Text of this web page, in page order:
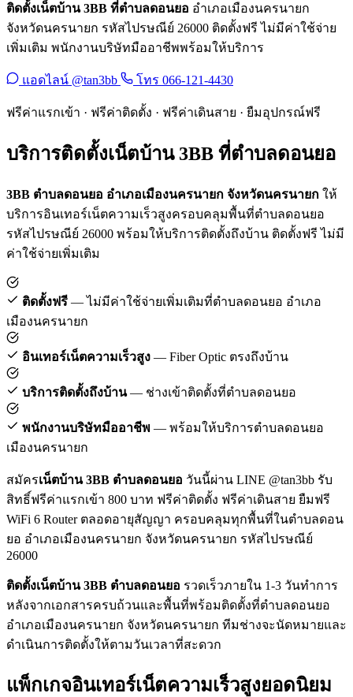
ติดตั้งเน็ตบ้าน 3BB ที่ตำบลดอนยอ อำเภอเมืองนครนายก
จังหวัดนครนายก รหัสไปรษณีย์ 26000 ติดตั้งฟรี ไม่มีค่าใช้จ่าย
เพิ่มเติม พนักงานบริษัทมืออาชีพพร้อมให้บริการ
แอดไลน์ @tan3bb โทร 066-121-4430
ฟรีค่าแรกเข้า · ฟรีค่าติดตั้ง · ฟรีค่าเดินสาย · ยืมอุปกรณ์ฟรี
บริการติดตั้งเน็ตบ้าน 3BB ที่ตำบลดอนยอ
3BB ตำบลดอนยอ อำเภอเมืองนครนายก จังหวัดนครนายก ให้
บริการอินเทอร์เน็ตความเร็วสูงครอบคลุมพื้นที่ตำบลดอนยอ
รหัสไปรษณีย์ 26000 พร้อมให้บริการติดตั้งถึงบ้าน ติดตั้งฟรี ไม่มี
ค่าใช้จ่ายเพิ่มเติม
ติดตั้งฟรี — ไม่มีค่าใช้จ่ายเพิ่มเติมที่ตำบลดอนยอ อำเภอ
เมืองนครนายก
อินเทอร์เน็ตความเร็วสูง — Fiber Optic ตรงถึงบ้าน
บริการติดตั้งถึงบ้าน— ช่างเข้าติดตั้งที่ตำบลดอนยอ
พนักงานบริษัทมืออาชีพ — พร้อมให้บริการตำบลดอนยอ
เมืองนครนายก
สมัครเน็ตบ้าน 3BB ตำบลดอนยอ วันนี้ผ่าน LINE @tan3bb รับ
สิทธิ์ฟรีค่าแรกเข้า 800 บาท ฟรีค่าติดตั้ง ฟรีค่าเดินสาย ยืมฟรี
WiFi 6 Router ตลอดอายุสัญญา ครอบคลุมทุกพื้นที่ในตำบลดอน
ยอ อำเภอเมืองนครนายก จังหวัดนครนายก รหัสไปรษณีย์
26000
ติดตั้งเน็ตบ้าน 3BB ตำบลดอนยอ รวดเร็วภายใน 1-3 วันทำการ
หลังจากเอกสารครบถ้วนและพื้นที่พร้อมติดตั้งที่ตำบลดอนยอ
อำเภอเมืองนครนายก จังหวัดนครนายก ทีมช่างจะนัดหมายและ
ดำเนินการติดตั้งให้ตามวันเวลาที่สะดวก
แพ็กเกจอินเทอร์เน็ตความเร็วสูงยอดนิยม